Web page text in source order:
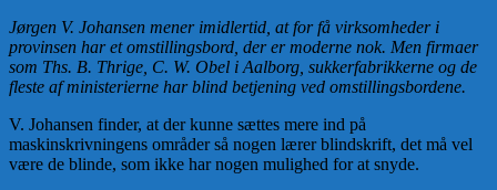
Jørgen V. Johansen mener imidlertid, at for få virksomheder i
provinsen har et omstillingsbord, der er moderne nok. Men firmaer
som Ths. B. Thrige, C. W. Obel i Aalborg, sukkerfabrikkerne og de
fleste af ministerierne har blind betjening ved omstillingsbordene.
V. Johansen finder, at der kunne sættes mere ind på
maskinskrivningens områder så nogen lærer blindskrift, det må vel
være de blinde, som ikke har nogen mulighed for at snyde.